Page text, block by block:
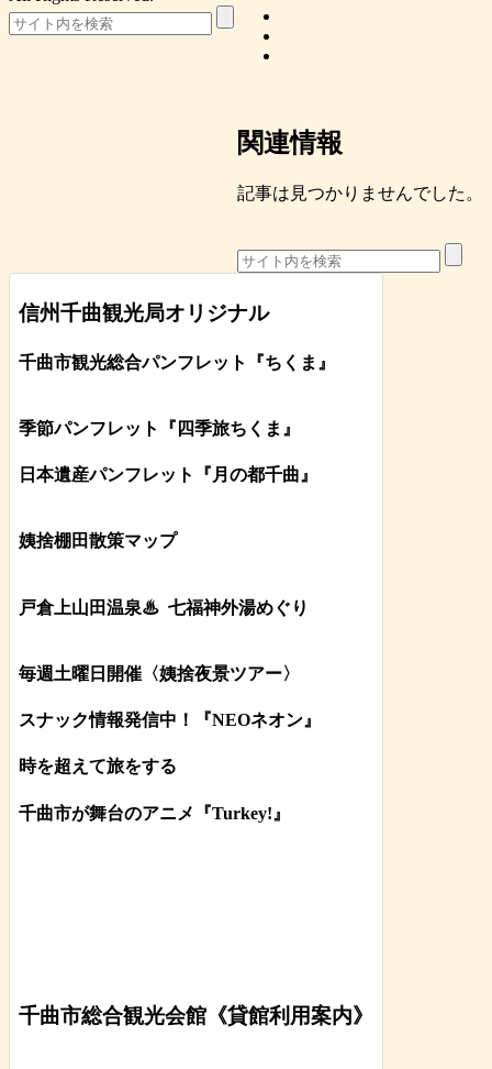
関連情報
記事は見つかりませんでした。
信州千曲観光局オリジナル
千曲市観光総合パンフレット 『ちくま 』
季節パンフレット『四季旅ちくま』
日本遺産パンフレット 『月の都千曲 』
姨捨棚田散策マップ
戸倉上山田温泉♨ 七福神外湯めぐり
毎週土曜日開催〈姨捨夜景ツアー〉
スナック情報発信中！『NEOネオン』
時を超えて旅をする
千曲市が舞台のアニメ『Turkey!』
千曲市総合観光会館《貸館利用案内》